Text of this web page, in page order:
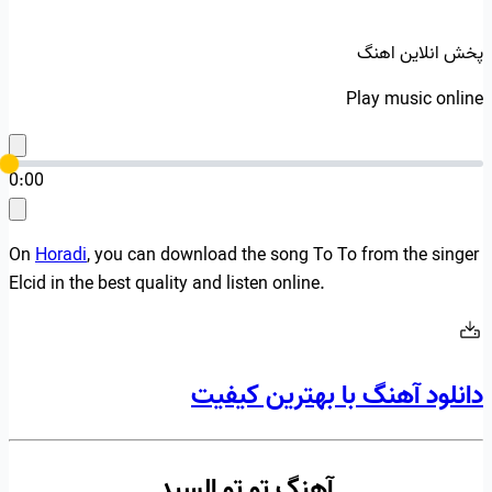
پخش انلاین اهنگ
Play music online
0:00
OnHoradi, you can download the song To To from the singer
Elcid in the best quality and listen online.
دانلود آهنگ با بهترین کیفیت